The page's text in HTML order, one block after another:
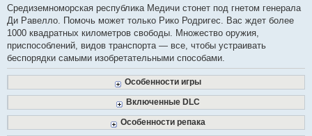
Средиземноморская республика Медичи стонет под гнетом генерала
Ди Равелло. Помочь может только Рико Родригес. Вас ждет более
1000 квадратных километров свободы. Множество оружия,
приспособлений, видов транспорта — все, чтобы устраивать
беспорядки самыми изобретательными способами.
Особенности игры
Включенные DLC
Особенности репака